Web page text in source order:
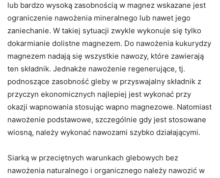
lub bardzo wysoką zasobnością w magnez wskazane jest
ograniczenie nawożenia mineralnego lub nawet jego
zaniechanie. W takiej sytuacji zwykle wykonuje się tylko
dokarmianie dolistne magnezem. Do nawożenia kukurydzy
magnezem nadają się wszystkie nawozy, które zawierają
ten składnik. Jednakże nawożenie regenerujące, tj.
podnoszące zasobność gleby w przyswajalny składnik z
przyczyn ekonomicznych najlepiej jest wykonać przy
okazji wapnowania stosując wapno magnezowe. Natomiast
nawożenie podstawowe, szczególnie gdy jest stosowane
wiosną, należy wykonać nawozami szybko działającymi.
Siarką w przeciętnych warunkach glebowych bez
nawożenia naturalnego i organicznego należy nawozić w